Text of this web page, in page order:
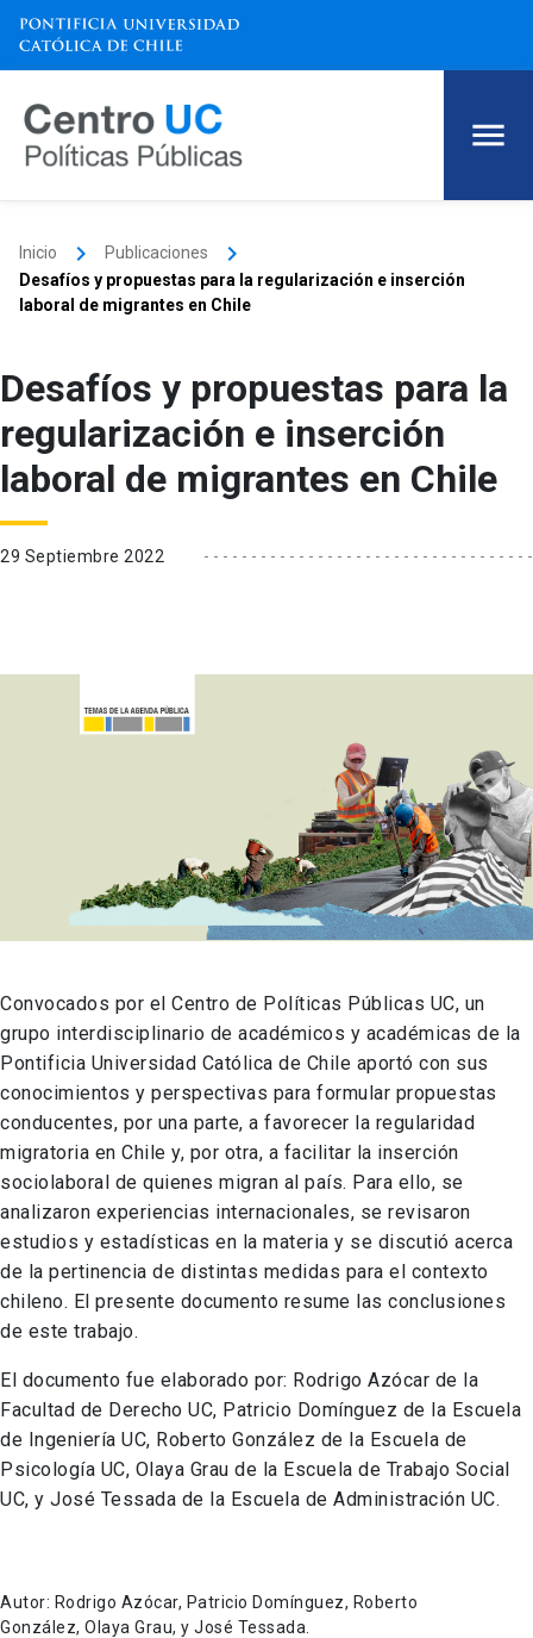
Inicio keyboard_arrow_right Publicaciones keyboard_arrow_right
Desafíos y propuestas para la regularización e inserción
laboral de migrantes en Chile
Desafíos y propuestas para la
regularización e inserción
laboral de migrantes en Chile
29 Septiembre 2022
Convocados por el Centro de Políticas Públicas UC, un
grupo interdisciplinario de académicos y académicas de la
Pontificia Universidad Católica de Chile aportó con sus
conocimientos y perspectivas para formular propuestas
conducentes, por una parte, a favorecer la regularidad
migratoria en Chile y, por otra, a facilitar la inserción
sociolaboral de quienes migran al país. Para ello, se
analizaron experiencias internacionales, se revisaron
estudios y estadísticas en la materia y se discutió acerca
de la pertinencia de distintas medidas para el contexto
chileno. El presente documento resume las conclusiones
de este trabajo.
El documento fue elaborado por: Rodrigo Azócar de la
Facultad de Derecho UC, Patricio Domínguez de la Escuela
de Ingeniería UC, Roberto González de la Escuela de
Psicología UC, Olaya Grau de la Escuela de Trabajo Social
UC, y José Tessada de la Escuela de Administración UC.
Autor: Rodrigo Azócar, Patricio Domínguez, Roberto
González, Olaya Grau, y José Tessada.